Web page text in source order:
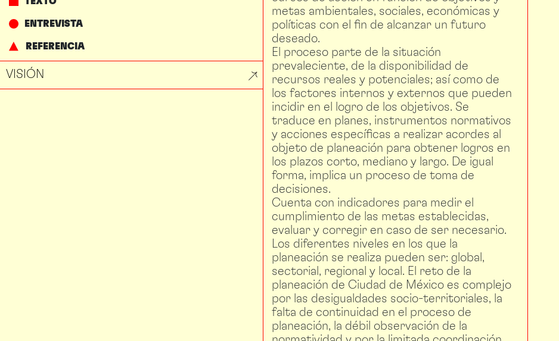
ENTREVISTA
REFERENCIA
VISIÓN
metas ambientales, sociales, económicas y
políticas con el fin de alcanzar un futuro
deseado.
El proceso parte de la situación
prevaleciente, de la disponibilidad de
recursos reales y potenciales; así como de
los factores internos y externos que pueden
incidir en el logro de los objetivos. Se
traduce en planes, instrumentos normativos
y acciones específicas a realizar acordes al
objeto de planeación para obtener logros en
los plazos corto, mediano y largo. De igual
forma, implica un proceso de toma de
decisiones.
Cuenta con indicadores para medir el
cumplimiento de las metas establecidas,
evaluar y corregir en caso de ser necesario.
Los diferentes niveles en los que la
planeación se realiza pueden ser: global,
sectorial, regional y local. El reto de la
planeación de Ciudad de México es complejo
por las desigualdades socio-territoriales, la
falta de continuidad en el proceso de
planeación, la débil observación de la